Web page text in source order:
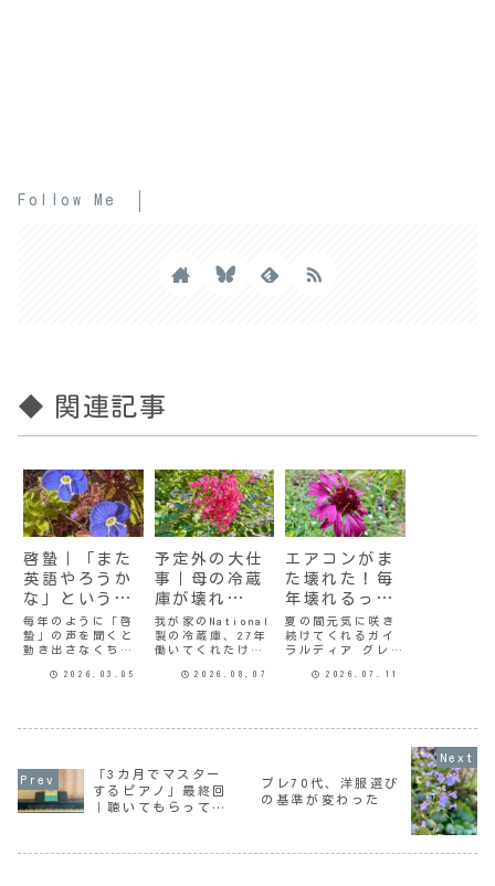
Follow Me
◆ 関連記事
啓蟄｜「また
英語やろうか
な」という気
が蠢く
毎年のように「啓
蟄」の声を聞くと
動き出さなくちゃ
と言ってるような
したらやめる…の
繰り返しだ。そう
いえば去年の今頃
2026.03.05
予定外の大仕
事｜母の冷蔵
庫が壊れ
た！？
我が家のNational
製の冷蔵庫、27年
働いてくれたけど
のが3ヶ月あまり前
が動かない。母の
冷蔵庫もそろそろ
17年になろうとし
2026.08.07
エアコンがま
た壊れた！毎
年壊れるって
どういうこ
と？
夏の間元気に咲き
続けてくれるガイ
ラルディア グレー
梅雨が明けた途端
替えたので、その
時にわたしの部屋
にもついにエアコ
2026.07.11
「3カ月でマスター
するピアノ」最終回
｜聴いてもらって初
プレ70代、洋服選び
の基準が変わった